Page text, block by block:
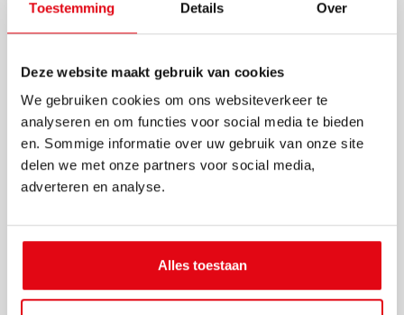
Toestemming Details Over
Deze website maakt gebruik van cookies
We gebruiken cookies om ons websiteverkeer te
analyseren en om functies voor social media te bieden
en. Sommige informatie over uw gebruik van onze site
delen we met onze partners voor social media,
adverteren en analyse.
Alles toestaan
Van Riebeeckweg 44 A